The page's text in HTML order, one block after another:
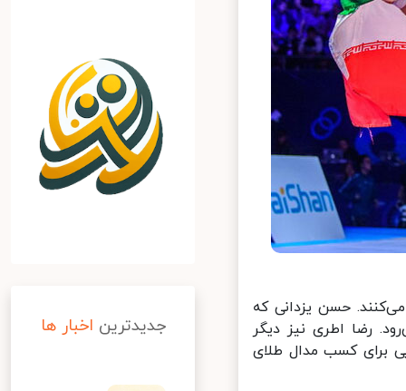
توکیو کار خود را آغاز می‌کنند. حسن یزدانی که
رضا اطری نیز دیگر
برای کسب مدال طلای
جدیدترین اخبار ها